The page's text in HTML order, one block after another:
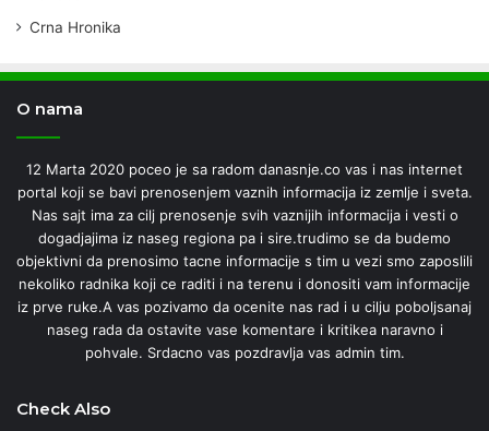
Crna Hronika
O nama
12 Marta 2020 poceo je sa radom danasnje.co vas i nas internet
portal koji se bavi prenosenjem vaznih informacija iz zemlje i sveta.
Nas sajt ima za cilj prenosenje svih vaznijih informacija i vesti o
dogadjajima iz naseg regiona pa i sire.trudimo se da budemo
objektivni da prenosimo tacne informacije s tim u vezi smo zaposlili
nekoliko radnika koji ce raditi i na terenu i donositi vam informacije
iz prve ruke.A vas pozivamo da ocenite nas rad i u cilju poboljsanaj
naseg rada da ostavite vase komentare i kritikea naravno i
pohvale. Srdacno vas pozdravlja vas admin tim.
Check Also